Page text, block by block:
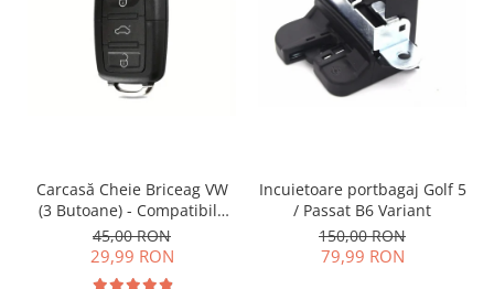
Carcasă Cheie Briceag VW
(3 Butoane) - Compatibilă
Golf 5, Jetta, Touran etc
45,00 RON
29,99 RON
Incuietoare portbagaj Golf 5
/ Passat B6 Variant
150,00 RON
79,99 RON